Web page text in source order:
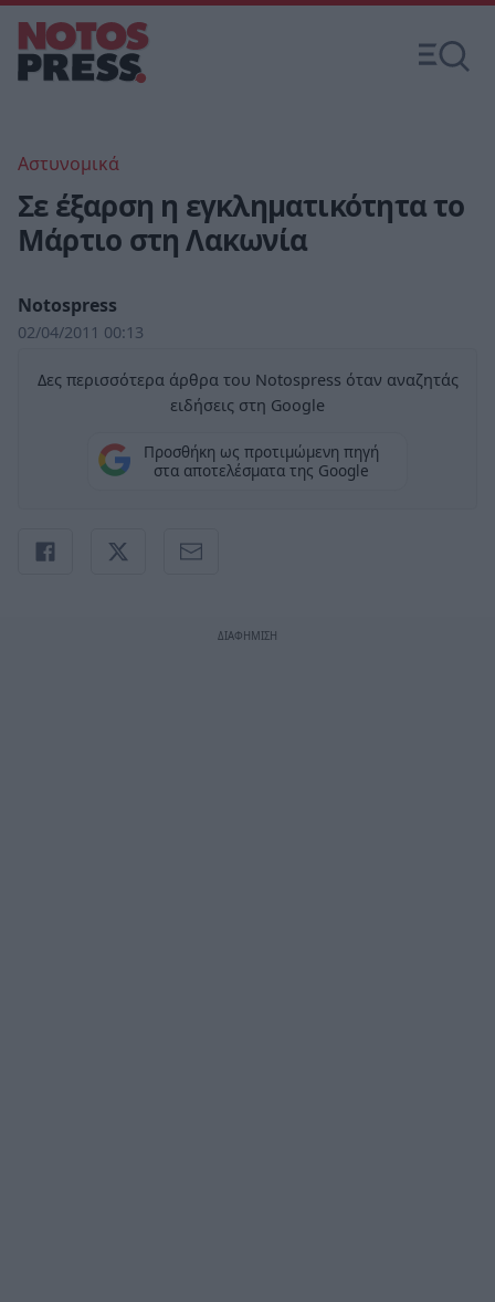
Αστυνομικά
Σε έξαρση η εγκληματικότητα το
Μάρτιο στη Λακωνία
Notospress
02/04/2011 00:13
Δες περισσότερα άρθρα του Notospress όταν αναζητάς
ειδήσεις στη Google
Προσθήκη ως προτιμώμενη πηγή
στα αποτελέσματα της Google